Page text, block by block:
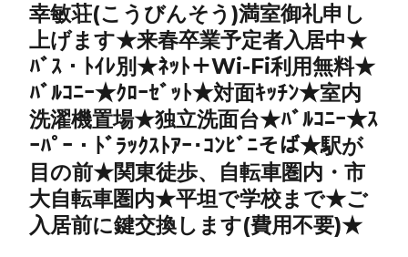
幸敏荘(こうびんそう)満室御礼申し
上げます★来春卒業予定者入居中★
ﾊﾞｽ・ﾄｲﾚ別★ﾈｯﾄ＋Wi-Fi利用無料★
ﾊﾞﾙｺﾆｰ★ｸﾛｰｾﾞｯﾄ★対面ｷｯﾁﾝ★室内
洗濯機置場★独立洗面台★ﾊﾞﾙｺﾆｰ★ｽ
ｰﾊﾟｰ・ﾄﾞﾗｯｸｽﾄｱｰ･ｺﾝﾋﾞﾆそば★駅が
目の前★関東徒歩、自転車圏内・市
大自転車圏内★平坦で学校まで★ご
入居前に鍵交換します(費用不要)★